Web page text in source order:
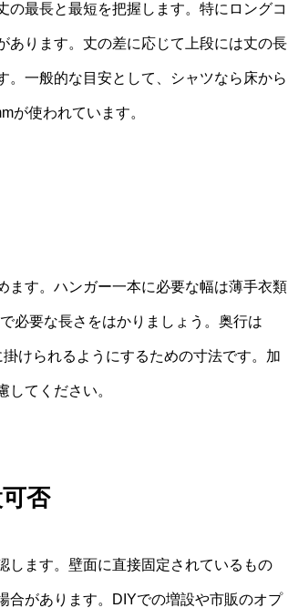
最長と最短を把握します。特にロングコ
あります。丈の差に応じて上段には丈の長
。一般的な目安として、シャツなら床から
が使われています。
ます。ハンガー一本に必要な幅は薄手衣類
必要な長さをはかりましょう。奥行は
けられるようにするための寸法です。加
てください。
否
します。壁面に直接固定されているもの
合があります。DIYでの増設や市販のオプ